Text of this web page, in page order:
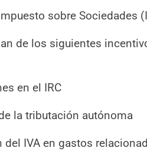
sobre Sociedades
de los siguientes
en el IRC
la tributación autónoma
del IVA en gastos